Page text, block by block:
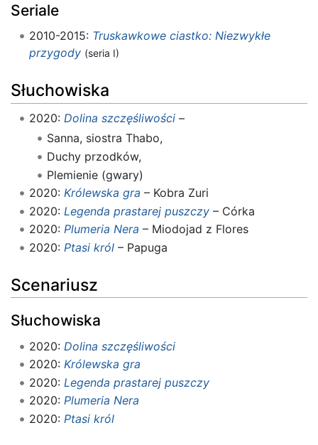
Seriale
2010-2015: Truskawkowe ciastko: Niezwykłe
przygody (seria I)
Słuchowiska
2020: Dolina szczęśliwości–
Sanna, siostra Thabo,
Duchy przodków,
Plemienie (gwary)
2020: Królewska gra – Kobra Zuri
2020: Legenda prastarej puszczy– Córka
2020: Plumeria Nera – Miodojad z Flores
2020: Ptasi król– Papuga
Scenariusz
Słuchowiska
2020: Dolina szczęśliwości
2020: Królewska gra
2020: Legenda prastarej puszczy
2020: Plumeria Nera
2020: Ptasi król